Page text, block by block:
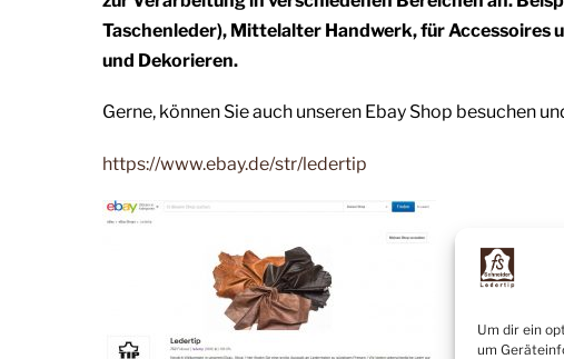
Um dir ein
um
Taschenleder), Mittelalter Handwerk, für Accessoires
und Dekorieren.
Gerne, können Sie auch unseren Ebay Shop besuchen
https://www.ebay.de/str/ledertip